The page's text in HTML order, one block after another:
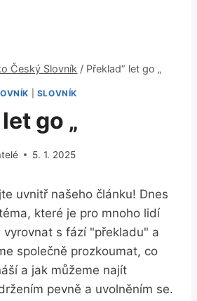
Český Slovník / Překlad“ let go „
SLOVNÍK
go „
5. 1. 2025
‌uvnitř našeho článku! Dnes
které je pro mnoho lidí
⁢vyrovnat s⁢ fází "překladu" a⁢
společně prozkoumat,⁣ co⁤
a jak ‌můžeme najít
pevně ‌a uvolněním ​se.